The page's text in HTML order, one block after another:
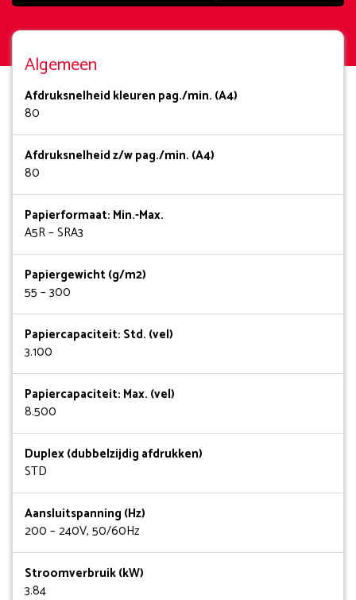
Algemeen
Afdruksnelheid kleuren pag./min. (A4)
80
Afdruksnelheid z/w pag./min. (A4)
80
Papierformaat: Min.-Max.
A5R – SRA3
Papiergewicht (g/m2)
55 – 300
Papiercapaciteit: Std. (vel)
3.100
Papiercapaciteit: Max. (vel)
8.500
Duplex (dubbelzijdig afdrukken)
STD
Aansluitspanning (Hz)
200 – 240V, 50/60Hz
Stroomverbruik (kW)
3.84